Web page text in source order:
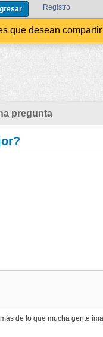
Registro
desean
pregunta
de lo que mucha gente